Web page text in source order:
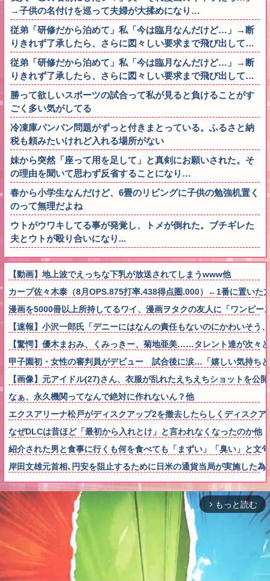
→子供の名付けを巡って夫婦が大揉めになり…
従弟「研修だから泊めて」私「今は臨月なんだけど…」→断
りきれず了承したら、さらに図々しい要求まで飛び出して…
従弟「研修だから泊めて」私「今は臨月なんだけど…」→断
りきれず了承したら、さらに図々しい要求まで飛び出して…
勝って欲しいスポーツの試合って私が見ると負けることがす
ごく多い気がしてる
冷凍庫パンパン問題がずっと付きまとっている。ふるさと納
税も頼みたいけれど入れる場所がない
妹から突然「座って用を足して」と真剣にお願いされた。そ
の理由を聞いて思わず反省することになり…
春から小学生なんだけど、6畳のリビングに子供の勉強机置く
のって無理だよね
ウトがウワキしてる事が発覚し、トメが倒れた。ブチギレた
夫とウトが殴り合いになり...
【動画】地上波でえっちな下乳が放送されてしまうwww他
カープ佐々木泰（8月OPS.875打率.438得点圏.000）←1番に置いた
漫画を5000冊以上所持してるワイ、漫画ヲタクの友人に「ワンピ
【速報】小沢一郎氏「デニーにはなんの責任もないのにかわいそ
【驚愕】優木まおみ、くみっきー、菊地亜美……タレント達が次々
甲子園初・女性の審判員がデビュー 試合後に涙…「嬉しい気持ち
【画像】元アイドル(27)さん、衣服が乱れたえちえちショットを公
なぁ、永久機関ってなんで絶対に作れないん？他
エクスアリーナ松戸がディスクアップ2を撤去したらしくディスク
なぜDLCは昔ほど「最初から入れとけ」と言われなくなったのか他
紹介された男と食事に行くも何を食べても「まずい」「臭い」と
岸田文雄元首相､円安を阻止するために日米の通貨当局が実施した
arrow_forward_ios もっと読む